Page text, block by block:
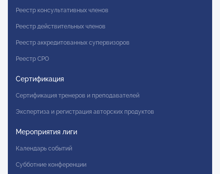
Реестр консультативных членов
Реестр действительных членов
Реестр аккредитованных супервизоров
Реестр СРО
Сертификация
Сертификация тренеров и преподавателей
Экспертиза и регистрация авторских продуктов
Мероприятия лиги
Календарь событий
Субботние конференции